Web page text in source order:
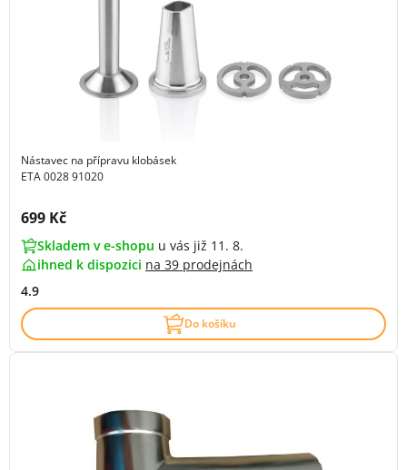
Nástavec na přípravu klobásek
ETA 0028 91020
Cena s DPH:
699 Kč
Skladem v e-shopu u vás již 11. 8.
ihned k dispozici na 39 prodejnách
4.9
Do košíku